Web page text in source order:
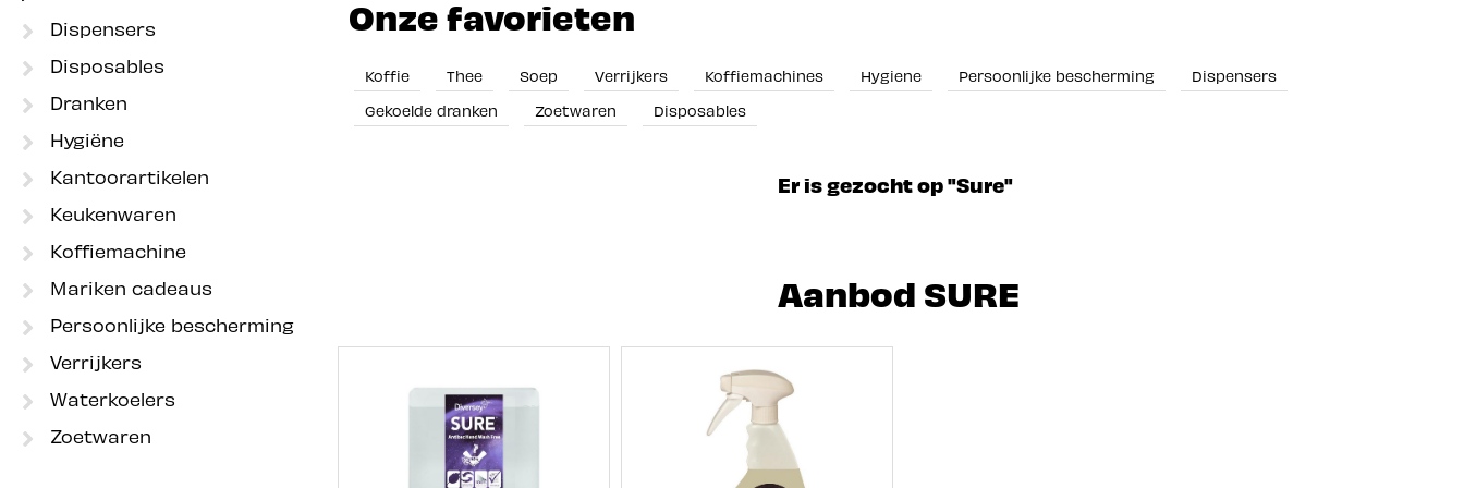
Dispensers
Disposables
Dranken
Hygiëne
Kantoorartikelen
Keukenwaren
Koffiemachine
Mariken cadeaus
Persoonlijke bescherming
Verrijkers
Waterkoelers
Zoetwaren
Onze favorieten
Koffie Thee Soep Verrijkers Koffiemachines Hygiene Persoonlijke bescherming
Dispensers
Gekoelde dranken
Zoetwaren Disposables
Er is gezocht op "Sure"
Aanbod SURE